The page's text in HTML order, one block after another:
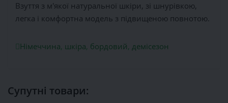
Взуття з м'якої натуральної шкіри, зі шнурівкою,
легка і комфортна модель з підвищеною повнотою.
Німеччина, шкіра, бордовий, демісезон
Супутні товари: